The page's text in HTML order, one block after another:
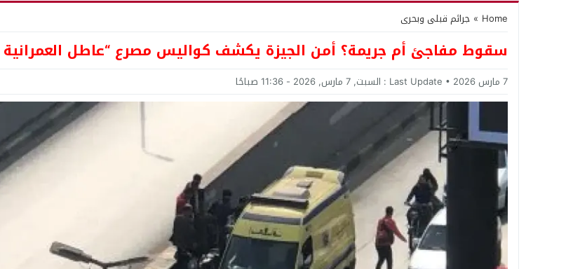
Home
» جرائم قبلى وبحرى
سقوط مفاجئ أم جريمة؟ أمن الجيزة يكشف كواليس مصرع “عاطل العمرانية
7 مارس 2026 Last Update : السبت, 7 مارس, 2026 - 11:36 صباحًا